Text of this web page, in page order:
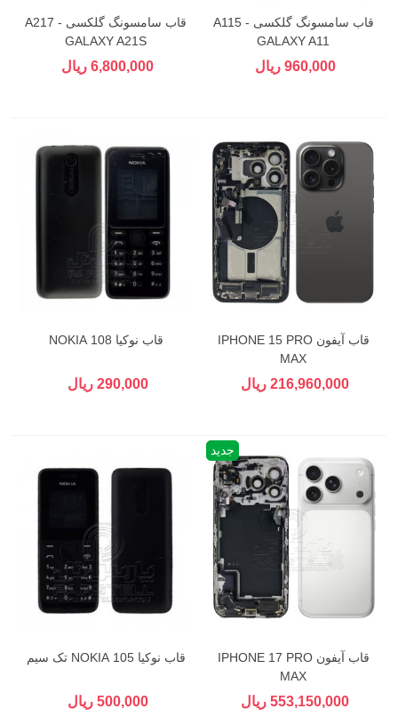
قاب سامسونگ گلکسی A115 -
GALAXY A11
960,000 ریال
قاب سامسونگ گلکسی A217 -
GALAXY A21S
6,800,000 ریال
قاب آیفون IPHONE 15 PRO
MAX
216,960,000 ریال
قاب نوکیا 108 NOKIA
290,000 ریال
جدید
قاب آیفون IPHONE 17 PRO
MAX
553,150,000 ریال
قاب نوکیا 105 NOKIA تک سیم
500,000 ریال